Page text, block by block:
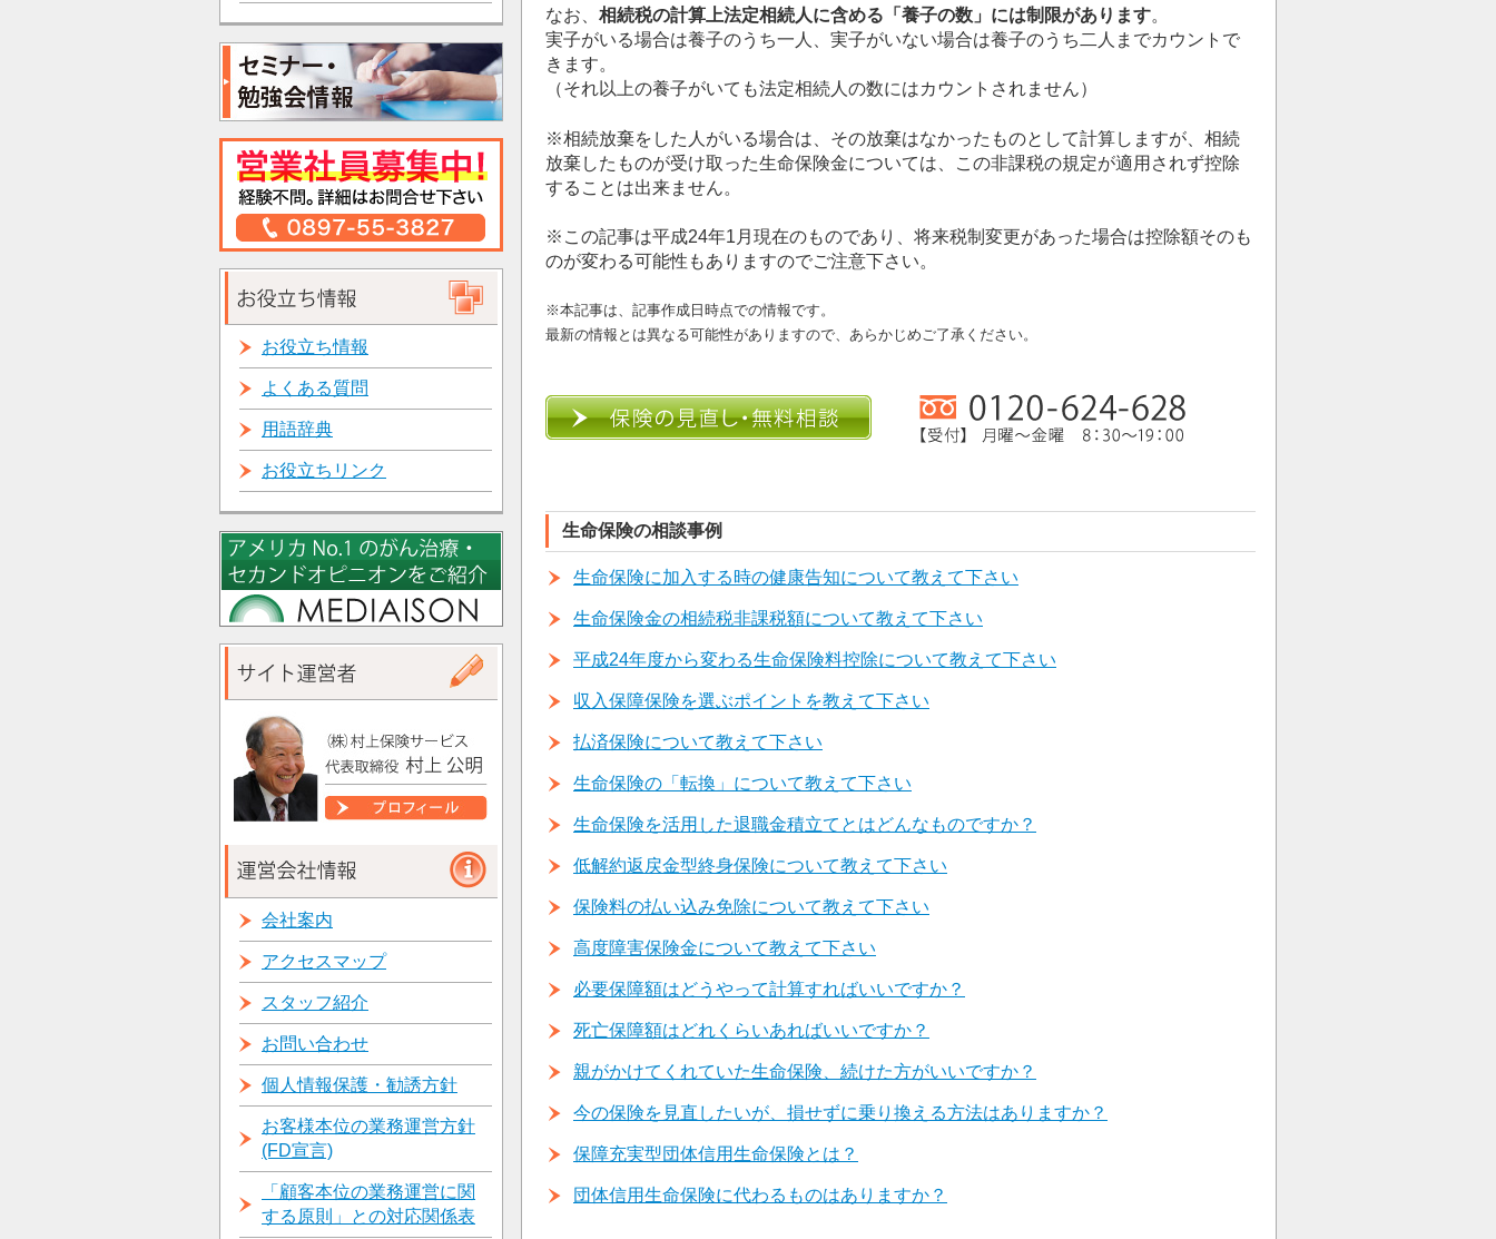
なお、 相続税の計算上法定相続人に含める「養子の数」には制限があります。
実子がいる場合は養子のうち一人、実子がいない場合は養子のうち二人までカウントで
きます。
（それ以上の養子がいても法定相続人の数にはカウントされません）
※相続放棄をした人がいる場合は、その放棄はなかったものとして計算しますが、相続
放棄したものが受け取った生命保険金については、この非課税の規定が適用されず控除
することは出来ません。
※この記事は平成24年1月現在のものであり、将来税制変更があった場合は控除額そのも
のが変わる可能性もありますのでご注意下さい。
※本記事は、記事作成日時点での情報です。
最新の情報とは異なる可能性がありますので、あらかじめご了承ください。
生命保険の相談事例
生命保険に加入する時の健康告知について教えて下さい
生命保険金の相続税非課税額について教えて下さい
平成24年度から変わる生命保険料控除について教えて下さい
収入保障保険を選ぶポイントを教えて下さい
払済保険について教えて下さい
生命保険の「転換」について教えて下さい
生命保険を活用した退職金積立てとはどんなものですか？
低解約返戻金型終身保険について教えて下さい
保険料の払い込み免除について教えて下さい
高度障害保険金について教えて下さい
必要保障額はどうやって計算すればいいですか？
死亡保障額はどれくらいあればいいですか？
親がかけてくれていた生命保険、続けた方がいいですか？
今の保険を見直したいが、損せずに乗り換える方法はありますか？
保障充実型団体信用生命保険とは？
団体信用生命保険に代わるものはありますか？
お役立ち情報
よくある質問
用語辞典
お役立ちリンク
会社案内
アクセスマップ
スタッフ紹介
お問い合わせ
個人情報保護・勧誘方針
お客様本位の業務運営方針
(FD宣言)
「顧客本位の業務運営に関
する原則」との対応関係表